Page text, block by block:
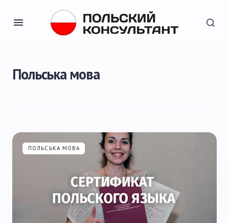
Польська мова
ПОЛЬСЬКА МОВА